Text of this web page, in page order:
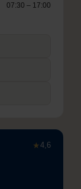
07:30 – 17:00
★4,6